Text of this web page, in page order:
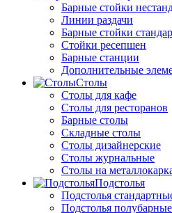
Барные стойки
Линии раздачи
Барные стойки
Стойки ресепшен
Барные станции
Дополнительные
Столы
Столы для кафе
Столы для ресторанов
Барные столы
Складные столы
Столы дизайнерские
Столы журнальные
Столы на
Подстолья
Подстолья
Подстолья полубарные